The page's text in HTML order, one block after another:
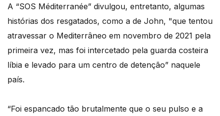
A “SOS Méditerranée” divulgou, entretanto, algumas
histórias dos resgatados, como a de John, "que tentou
atravessar o Mediterrâneo em novembro de 2021 pela
primeira vez, mas foi intercetado pela guarda costeira
líbia e levado para um centro de detenção” naquele
país.
“Foi espancado tão brutalmente que o seu pulso e a